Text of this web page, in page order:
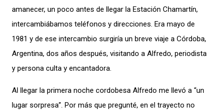
amanecer, un poco antes de llegar la Estación Chamartín,
intercambiábamos teléfonos y direcciones. Era mayo de
1981 y de ese intercambio surgiría un breve viaje a Córdoba,
Argentina, dos años después, visitando a Alfredo, periodista
y persona culta y encantadora.
Al llegar la primera noche cordobesa Alfredo me llevó a “un
lugar sorpresa”. Por más que pregunté, en el trayecto no